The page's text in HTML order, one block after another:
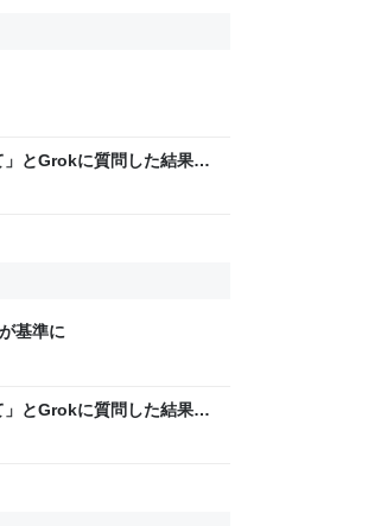
」とGrokに質問した結果、
い」「AIの反乱か？」
基準に
」とGrokに質問した結果、
い」「AIの反乱か？」